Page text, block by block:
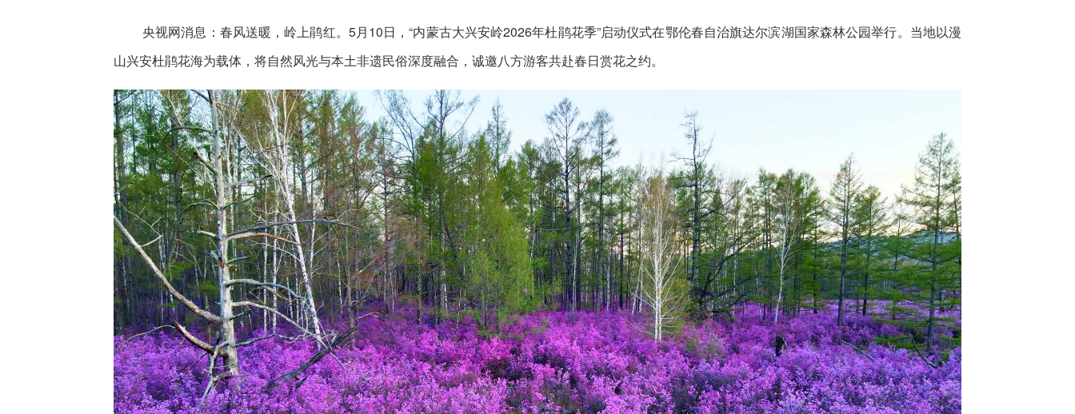
央视网消息：春风送暖，岭上鹃红。5月10日，“内蒙古大兴安岭2026年杜鹃花季”启动仪式在鄂伦春自治旗达尔滨湖国家森林公园举行。当地以漫
山兴安杜鹃花海为载体，将自然风光与本土非遗民俗深度融合，诚邀八方游客共赴春日赏花之约。